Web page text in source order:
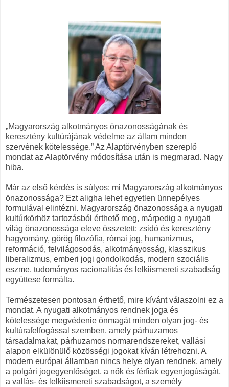
„Magyarország alkotmányos önazonosságának és
keresztény kultúrájának védelme az állam minden
szervének kötelessége.” Az Alaptörvényben szereplő
mondat az Alaptörvény módosítása után is megmarad. Nagy
hiba.
Már az első kérdés is súlyos: mi Magyarország alkotmányos
önazonossága? Ezt aligha lehet egyetlen ünnepélyes
formulával elintézni. Magyarország önazonossága a nyugati
kultúrkörhöz tartozásból érthető meg, márpedig a nyugati
világ önazonossága eleve összetett: zsidó és keresztény
hagyomány, görög filozófia, római jog, humanizmus,
reformáció, felvilágosodás, alkotmányosság, klasszikus
liberalizmus, emberi jogi gondolkodás, modern szociális
eszme, tudományos racionalitás és lelkiismereti szabadság
együttese formálta.
Természetesen pontosan érthető, mire kívánt válaszolni ez a
mondat. A nyugati alkotmányos rendnek joga és
kötelessége megvédenie önmagát minden olyan jog- és
kultúrafelfogással szemben, amely párhuzamos
társadalmakat, párhuzamos normarendszereket, vallási
alapon elkülönülő közösségi jogokat kíván létrehozni. A
modern európai államban nincs helye olyan rendnek, amely
a polgári jogegyenlőséget, a nők és férfiak egyenjogúságát,
a vallás- és lelkiismereti szabadságot, a személy